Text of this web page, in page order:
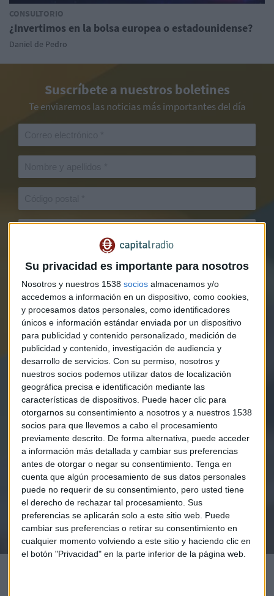
Su privacidad es importante para nosotros
Nosotros y nuestros 1538 socios almacenamos y/o
accedemos a información en un dispositivo, como cookies,
y procesamos datos personales, como identificadores
únicos e información estándar enviada por un dispositivo
para publicidad y contenido personalizado, medición de
publicidad y contenido, investigación de audiencia y
desarrollo de servicios. Con su permiso, nosotros y
nuestros socios podemos utilizar datos de localización
geográfica precisa e identificación mediante las
características de dispositivos. Puede hacer clic para
otorgarnos su consentimiento a nosotros y a nuestros 1538
socios para que llevemos a cabo el procesamiento
previamente descrito. De forma alternativa, puede acceder
a información más detallada y cambiar sus preferencias
antes de otorgar o negar su consentimiento. Tenga en
cuenta que algún procesamiento de sus datos personales
puede no requerir de su consentimiento, pero usted tiene
el derecho de rechazar tal procesamiento. Sus
preferencias se aplicarán solo a este sitio web. Puede
cambiar sus preferencias o retirar su consentimiento en
cualquier momento volviendo a este sitio y haciendo clic en
el botón "Privacidad" en la parte inferior de la página web.
CONSULTORIO
¿Invertimos en la bolsa europea o estadounidense?
Daniel de Pedro
Suscríbete a nuestros boletines
Te enviaremos las noticias más importantes del día
Elige los boletines a los que suscribirte*
Apertura
La Magia de la Publicidad
Claves ESG
Acepto lapolítica de privacidad. *
¡Suscribirme!